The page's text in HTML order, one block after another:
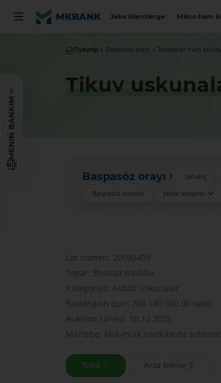
Jeke klientlerge Mikro hám
MENIŃ BANKIM
Tiykarǵı Baspasóz orayı Tenderler hám
Tikuv
Baspasóz orayı Jańalıq
Baspasóz xızmeti
Jaslar awqamı
Lot nomeri: 20090459
Topar: Boshqa mulklar
Kategoriya: Asbob uskunalar
Baslanǵısh qun: 760 140 000.00 swm
Aukcion sánesi: 10.12.2025
Mártebe: Mol-mulk savdolarda
Tolıq Arza beriw